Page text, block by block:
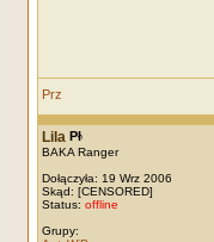
Lila
BAKA Ranger
Dołączyła: 19 Wrz 2006
Skąd: [CENSORED]
Status: offline
Grupy: